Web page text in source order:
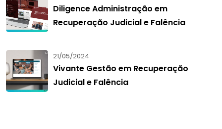
Diligence Administração em
Recuperação Judicial e Falência
21/05/2024
Vivante Gestão em Recuperação
Judicial e Falência